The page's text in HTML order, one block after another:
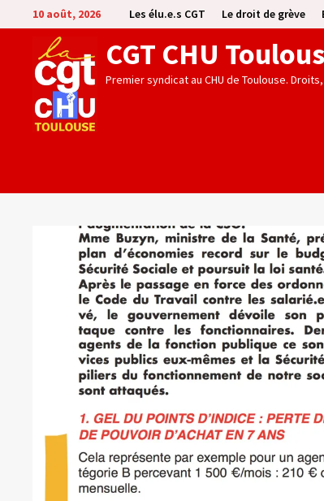
Passer
au
contenu
10 août, 2026 Les élu.e.s CGT Le droit de grève
CGT CHU
Premier syndicat au CHU de Toulouse.